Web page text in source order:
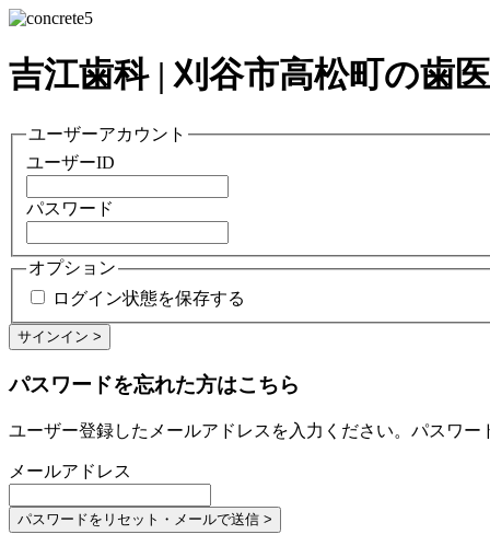
吉江歯科 | 刈谷市高松町の歯
ユーザーアカウント
ユーザーID
パスワード
オプション
ログイン状態を保存する
パスワードを忘れた方はこちら
ユーザー登録したメールアドレスを入力ください。パスワ
メールアドレス